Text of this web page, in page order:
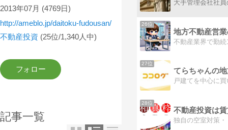
2013年07月 (4769日)
http://ameblo.jp/daitoku-fudousan/
不動産投資 (25位/1,340人中)
記事一覧
26位
地方不動産営
27位
てらちゃんの
28位
不動産投資は